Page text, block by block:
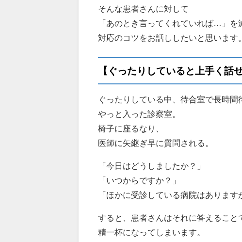
そんな患者さんに対して
「あのとき言ってくれていれば…」を
対応のコツをお話ししたいと思います。
【ぐったりしていると上手く話
ぐったりしている中、待合室で長時間
やっと入った診察室。
椅子に座るなり、
医師に矢継ぎ早に質問される。
「今日はどうしましたか？」
「いつからですか？」
「ほかに受診している病院はあります
すると、患者さんはそれに答えること
精一杯になってしまいます。